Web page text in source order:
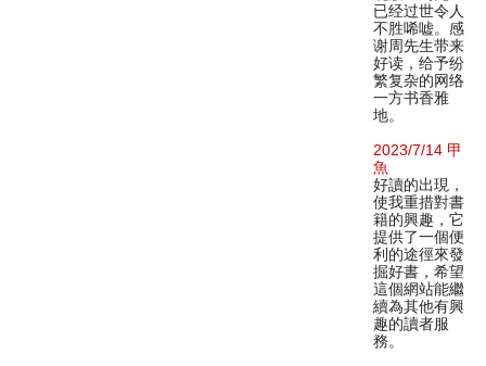
已经过世令人
不胜唏嘘。感
谢周先生带来
好读，给予纷
繁复杂的网络
一方书香雅
地。
2023/7/14 甲
魚
好讀的出現，
使我重措對書
籍的興趣，它
提供了一個便
利的途徑來發
掘好書，希望
這個網站能繼
續為其他有興
趣的讀者服
務。